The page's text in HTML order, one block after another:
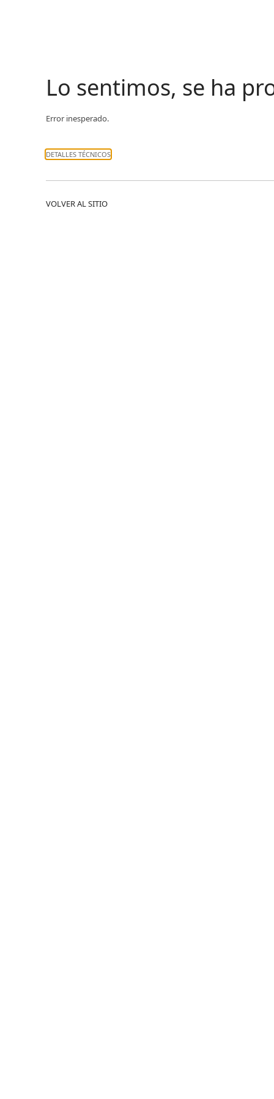
Lo sentimos, se ha
Error inesperado.
DETALLES TÉCNICOS
VOLVER AL SITIO